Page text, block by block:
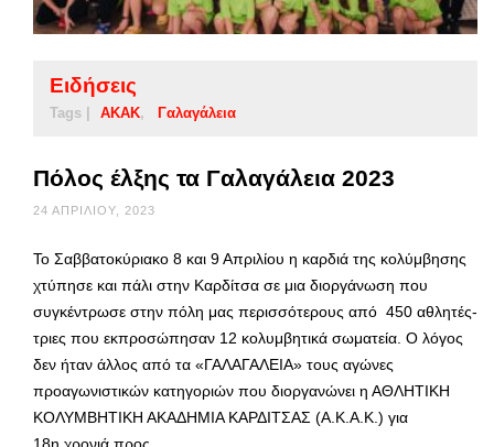
Ειδήσεις
Tags | ΑΚΑΚ Γαλαγάλεια
Πόλος έλξης τα Γαλαγάλεια 2023
24 ΑΠΡΙΛΊΟΥ, 2023
Το Σαββατοκύριακο 8 και 9 Απριλίου η καρδιά της κολύμβησης
χτύπησε και πάλι στην Καρδίτσα σε μια διοργάνωση που
συγκέντρωσε στην πόλη μας περισσότερους από 450 αθλητές-
τριες που εκπροσώπησαν 12 κολυμβητικά σωματεία. Ο λόγος
δεν ήταν άλλος από τα «ΓΑΛΑΓΑΛΕΙΑ» τους αγώνες
προαγωνιστικών κατηγοριών που διοργανώνει η ΑΘΛΗΤΙΚΗ
ΚΟΛΥΜΒΗΤΙΚΗ ΑΚΑΔΗΜΙΑ ΚΑΡΔΙΤΣΑΣ (A.K.A.K.) για